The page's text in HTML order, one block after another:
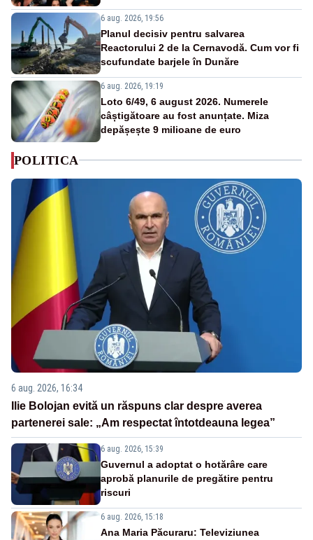
6 aug. 2026, 19:56
Planul decisiv pentru salvarea
Reactorului 2 de la Cernavodă. Cum vor fi
scufundate barjele în Dunăre
6 aug. 2026, 19:19
Loto 6/49, 6 august 2026. Numerele
câștigătoare au fost anunțate. Miza
depășește 9 milioane de euro
POLITICA
6 aug. 2026, 16:34
Ilie Bolojan evită un răspuns clar despre averea
partenerei sale: „Am respectat întotdeauna legea”
6 aug. 2026, 15:39
Guvernul a adoptat o hotărâre care
aprobă planurile de pregătire pentru
riscuri
6 aug. 2026, 15:18
Ana Maria Păcuraru: Televiziunea